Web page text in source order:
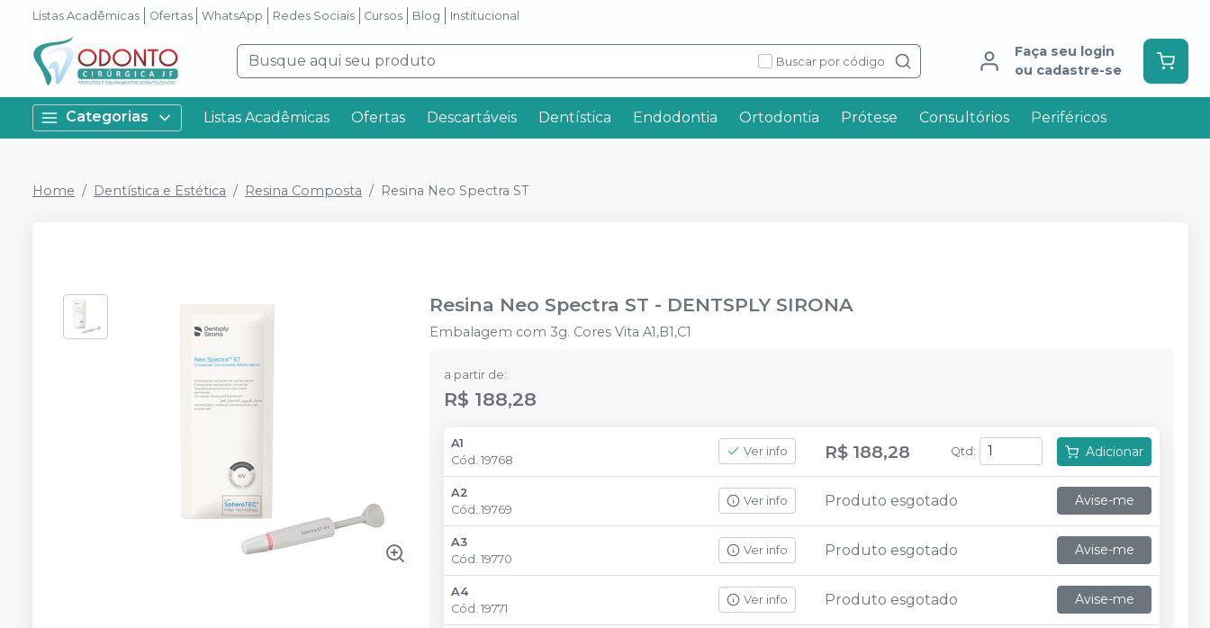
Listas Acadêmicas Ofertas WhatsApp Redes Sociais Cursos Blog Institucional
Buscar por código
Faça seu login
ou cadastre-se
Categorias Listas Acadêmicas Ofertas Descartáveis Dentística Endodontia Ortodontia Prótese Consultórios Periféricos
Home Dentística e Estética Resina Composta Resina Neo Spectra ST
Resina Neo Spectra ST - DENTSPLY SIRONA
Embalagem com 3g. Cores Vita A1,B1,C1
a partir de:
R$ 188,28
A1
Cód.19768
Ver info R$ 188,28 Qtd : Adicionar
A2
Cód.19769
Ver info Produto esgotado Avise-me
A3
Cód.19770
Ver info Produto esgotado Avise-me
A4
Cód.19771
Ver info Produto esgotado Avise-me